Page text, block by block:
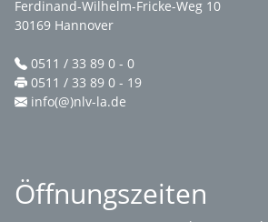
Ferdinand-Wilhelm-Fricke-Weg 10
30169 Hannover
0511 / 33 89 0 - 0
0511 / 33 89 0 - 19
info(@)nlv-la.de
Öffnungszeiten